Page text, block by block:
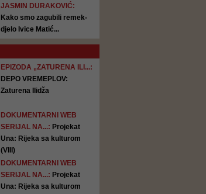
JASMIN DURAKOVIĆ:
Kako smo zagubili remek-
djelo Ivice Matić...
EPIZODA „ZATURENA ILI...:
DEPO VREMEPLOV:
Zaturena Ilidža
DOKUMENTARNI WEB
SERIJAL NA...: Projekat
Una: Rijeka sa kulturom
(VIII)
DOKUMENTARNI WEB
SERIJAL NA...: Projekat
Una: Rijeka sa kulturom